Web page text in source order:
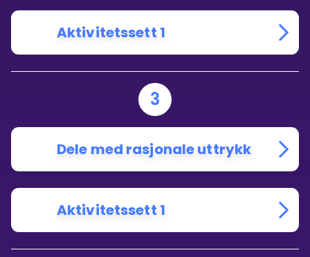
Aktivitetssett 1
3
Dele med rasjonale uttrykk
Aktivitetssett 1